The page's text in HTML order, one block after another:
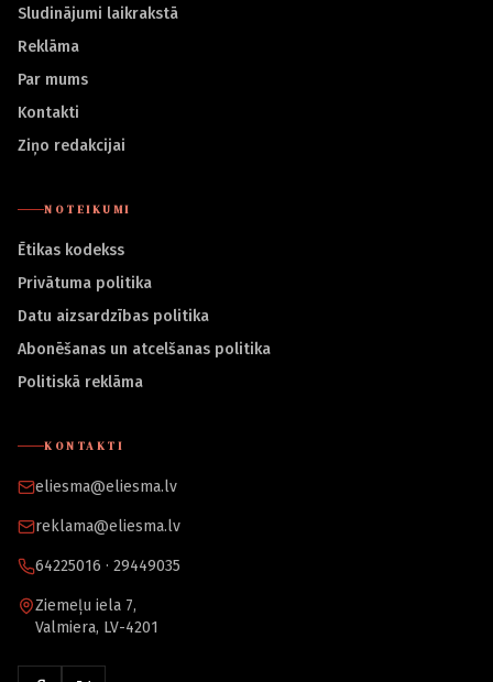
Sludinājumi laikrakstā
Reklāma
Par mums
Kontakti
Ziņo redakcijai
NOTEIKUMI
Ētikas kodekss
Privātuma politika
Datu aizsardzības politika
Abonēšanas un atcelšanas politika
Politiskā reklāma
KONTAKTI
eliesma@eliesma.lv
reklama@eliesma.lv
64225016 · 29449035
Ziemeļu iela 7,
Valmiera, LV-4201